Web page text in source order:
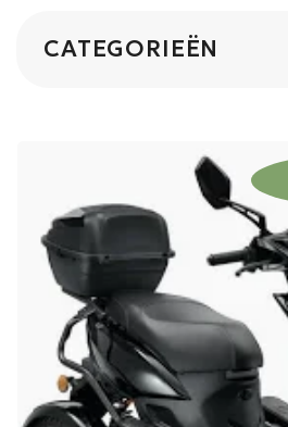
CATEGORIEËN